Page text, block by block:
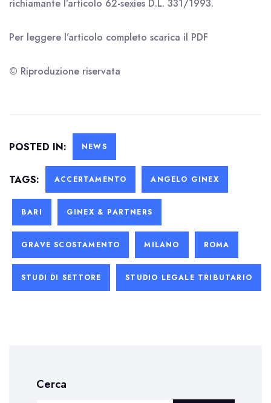
richiamante l’articolo 62-sexies D.L. 331/1993.
Per leggere l’articolo completo scarica il PDF
© Riproduzione riservata
POSTED IN: NEWS
TAGS: ACCERTAMENTO ANGELO GINEX
BARI GINEX & PARTNERS
GRAVE SCOSTAMENTO MILANO ROMA
STUDI DI SETTORE STUDIO LEGALE TRIBUTARIO
Cerca